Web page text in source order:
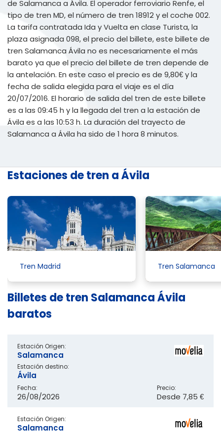
de Salamanca a Ávila. El operador ferroviario Renfe, el
tipo de tren MD, el número de tren 18912 y el coche 002.
La tarifa contratada Ida y Vuelta en clase Turista, la
plaza asignada 098, el precio del billete, este billete de
tren Salamanca Ávila no es necesariamente el más
barato ya que el precio del billete de tren depende de
la antelación. En este caso el precio es de 9,80€ y la
fecha de salida elegida para el viaje es el día
20/07/2016. El horario de salida del tren de este billete
es a las 09:45 h y la llegada del tren a la estación de
Ávila es a las 10:53 h. La duración del trayecto de
Salamanca a Ávila ha sido de 1 hora 8 minutos.
Estaciones de tren a Ávila
Tren Madrid Tren Salamanca
Billetes de tren Salamanca Ávila
baratos
Estación Origen:
Salamanca
Estación destino:
Ávila
Fecha:
26/08/2026
Precio:
Desde 7,85 €
Estación Origen:
Salamanca